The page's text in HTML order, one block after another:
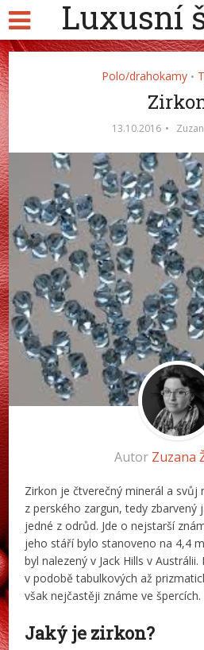
Luxusní
Polo/drahokamy •
13.10.2016
Autor Zuzana
Zirkon je čtverečný minerál a svůj
z perského zargun, tedy
jedné z odrůd. Jde o nejstarší
jeho stáří bylo stanoveno na 4,4
byl nalezený v Jack Hills v
v podobě tabulkových až
však nejčastěji známe ve špercích.
Jaký je zirkon?